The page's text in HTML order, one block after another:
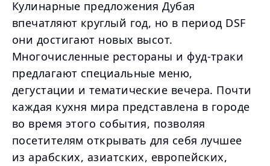
Кулинарные предложения Дубая
впечатляют круглый год, но в период DSF
они достигают новых высот.
Многочисленные рестораны и фуд-траки
предлагают специальные меню,
дегустации и тематические вечера. Почти
каждая кухня мира представлена в городе
во время этого события, позволяя
посетителям открывать для себя лучшее
из арабских, азиатских, европейских,